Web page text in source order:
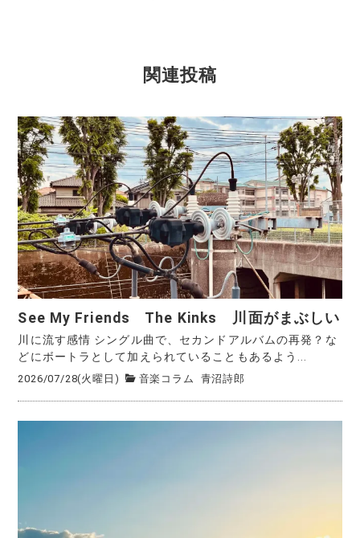
関連投稿
See My Friends The Kinks 川面がまぶしい
川に流す感情 シングル曲で、セカンドアルバムの再発？な
どにボートラとして加えられていることもあるよう...
2026/07/28(火曜日) 音楽コラム 青沼詩郎